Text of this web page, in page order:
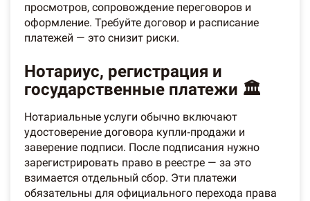
просмотров, сопровождение переговоров и
оформление. Требуйте договор и расписание
платежей — это снизит риски.
Нотариус, регистрация и
государственные платежи 🏛️
Нотариальные услуги обычно включают
удостоверение договора купли‑продажи и
заверение подписи. После подписания нужно
зарегистрировать право в реестре — за это
взимается отдельный сбор. Эти платежи
обязательны для официального перехода права